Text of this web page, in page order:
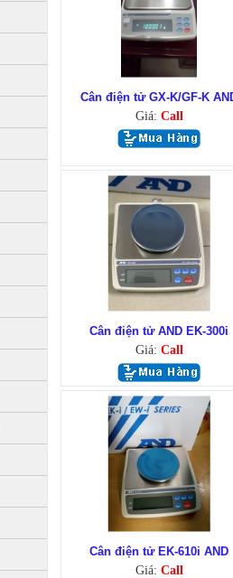
Cân điện tử GX-K/GF-K
Giá: Call
Cân điện tử AND EK-300i
Giá: Call
Cân điện tử EK-610i AND
Giá: Call